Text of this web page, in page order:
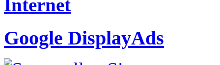
Internet
Google DisplayAds